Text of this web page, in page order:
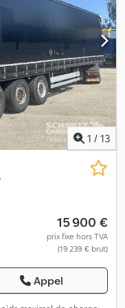
12642 (code XL),
l x H) : 13 620 mm x
65 R22,5, volume de la
2 : , essieu 3 : ,
système de
de secours (2 x),
châssis boulonné,
et 2 connecteurs à
relevable (manuel).
1 / 13
15 900 €
prix fixe hors TVA
(19 239 € brut)
Appel